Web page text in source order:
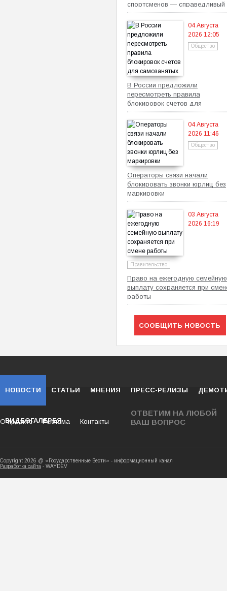
спортсменов — справедливый
механизм
04 Августа
2026 12:05
Общество
В России предложили
пересмотреть правила
блокировок счетов для
самозанятых
04 Августа
2026 11:46
Общество
Операторы связи начали
блокировать звонки юрлиц без
маркировки
03 Августа
2026 16:19
Правительство
Право на ежегодную семейную
выплату сохраняется при
работы
СООБЩИТЬ НОВОСТЬ
НОВОСТИ СТАТЬИ МНЕНИЯ ПРЕСС-РЕЛИЗЫ
ВИДЕОГАЛЕРЕЯ
ОТВЕТИМ НА ЛЮБОЙ
ВАШ ВОПРОС
О проекте Реклама Контакты
Copyright 2026 @ «Государственные Вести» -
Разработка сайта - WAYDEV